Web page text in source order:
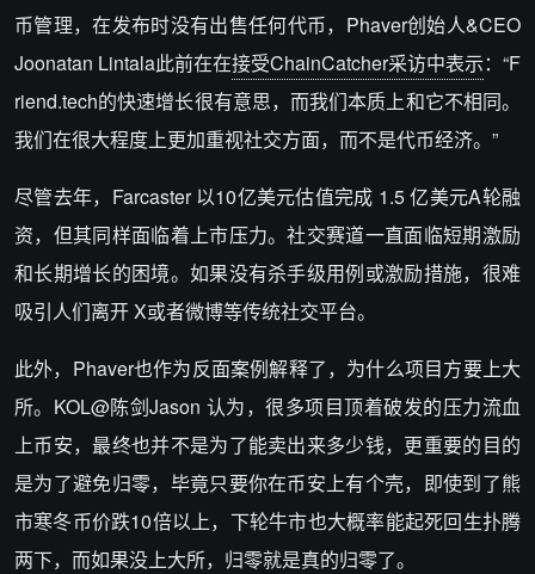
币管理，在发布时没有出售任何代币，Phaver创始人&CEO
Joonatan Lintala此前在在接受ChainCatcher采访中表示：“F
riend.tech的快速增长很有意思，而我们本质上和它不相同。
我们在很大程度上更加重视社交方面，而不是代币经济。”
尽管去年，Farcaster 以10亿美元估值完成 1.5 亿美元A轮融
资，但其同样面临着上市压力。社交赛道一直面临短期激励
和长期增长的困境。如果没有杀手级用例或激励措施，很难
吸引人们离开 X或者微博等传统社交平台。
此外，Phaver也作为反面案例解释了，为什么项目方要上大
所。KOL@陈剑Jason 认为，很多项目顶着破发的压力流血
上币安，最终也并不是为了能卖出来多少钱，更重要的目的
是为了避免归零，毕竟只要你在币安上有个壳，即使到了熊
市寒冬币价跌10倍以上，下轮牛市也大概率能起死回生扑腾
两下，而如果没上大所，归零就是真的归零了。